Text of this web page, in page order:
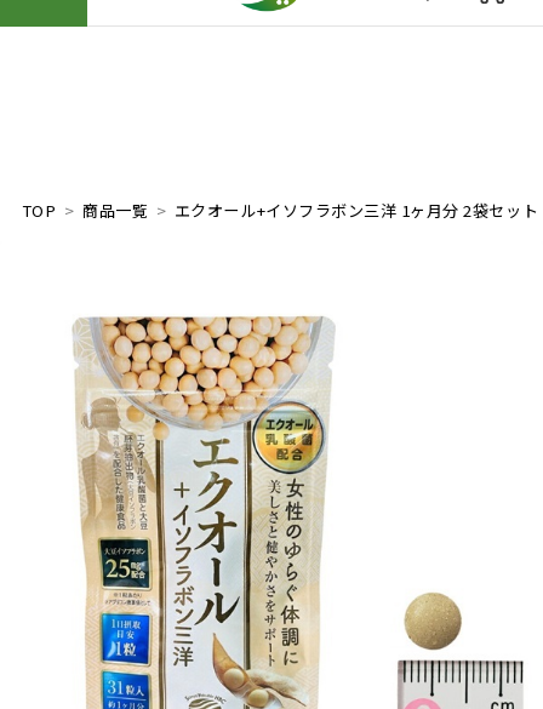
TOP 商品一覧 エクオール+イソフラボン三洋 1ヶ月分 2袋セット